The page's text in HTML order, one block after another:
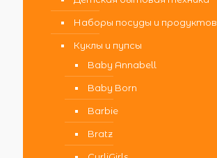
Наборы посуды и продуктов
Куклы и пупсы
Baby Annabell
Baby Born
Barbie
Bratz